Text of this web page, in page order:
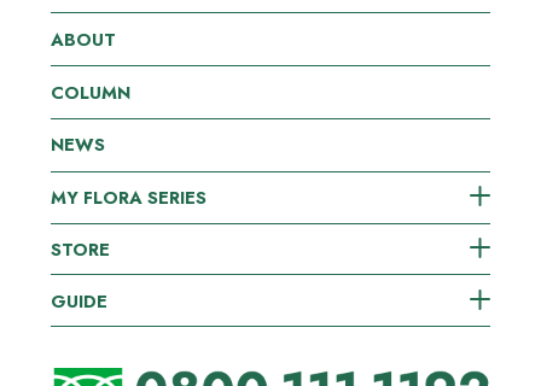
ABOUT
COLUMN
NEWS
MY FLORA SERIES
STORE
GUIDE